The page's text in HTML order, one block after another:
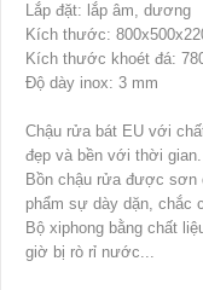
Lắp đặt: lắp âm, dương
Kích thước:
Kích thước khoét đá:
Độ dày inox: 3 mm
Chậu rửa bát EU với
đẹp và bền với thời gian.
Bồn chậu rửa được sơn
phẩm sự dày dặn, chắc
Bộ xiphong bằng chất
giờ bị rò rỉ nước...